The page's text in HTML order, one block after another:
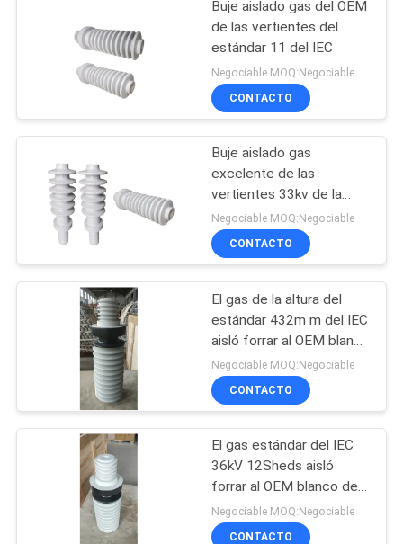
Aislador de
suspensión de la
porcelana
Pin Type Porcelain
Insulator
Aislador del
pararrayos
16
Buje aislado gas del OEM
de las vertientes del
estándar 11 del IEC
Negociable MOQ:Negociable
CONTACTO
Buje aislado gas
excelente de las
vertientes 33kv de la
carga que falla 13
Negociable MOQ:Negociable
CONTACTO
El gas de la altura del
estándar 432m m del IEC
aisló forrar al OEM blanco
del color
Negociable MOQ:Negociable
CONTACTO
El gas estándar del IEC
36kV 12Sheds aisló
forrar al OEM blanco del
color
Negociable MOQ:Negociable
CONTACTO